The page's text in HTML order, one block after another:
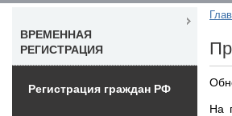
На
ВРЕМЕННАЯ
РЕГИСТРАЦИЯ
Регистрация граждан РФ